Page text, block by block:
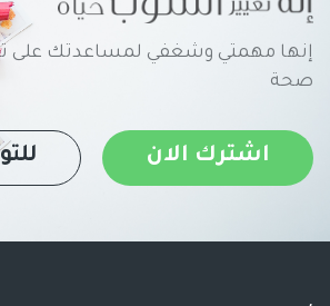
إنها مهمتي وشغفي لمساعدتك على
صحة
اشترك الان